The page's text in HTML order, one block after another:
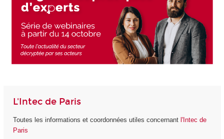
L'Intec de Paris
Toutes les informations et coordonnées utiles concernant l'Intec de
Paris